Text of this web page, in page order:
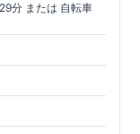
分 または 自転車